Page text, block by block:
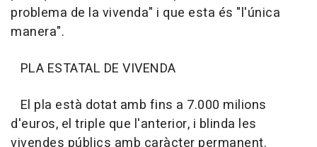
problema de la vivenda" i que esta és "l'única
manera".
PLA ESTATAL DE VIVENDA
El pla està dotat amb fins a 7.000 milions
d'euros, el triple que l'anterior, i blinda les